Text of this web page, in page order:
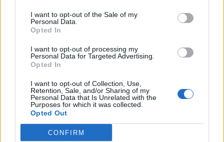
I want to opt-out of the Sale of my
Personal Data.
Opted In
I want to opt-out of processing my
Personal Data for Targeted Advertising.
Opted In
I want to opt-out of Collection, Use,
Retention, Sale, and/or Sharing of my
Personal Data that Is Unrelated with the
Purposes for which it was collected.
Opted Out
CONFIRM
A kutya arckifejezései – Miről mesélnek a fülek?
Kicsi, nagy, kerek, háromszög alakú, felfelé mutat vagy lelóg -
ahogy a kutya tekintete, úgy füle és fültartása is rengeteg dolgot
elárul érzelmi állapotáról, szándékairól. Tudj meg többet!